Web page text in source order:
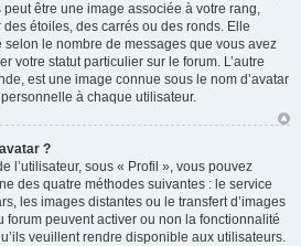
être une image associée à votre rang,
étoiles, des carrés ou des ronds. Elle
selon le nombre de messages que vous avez
votre statut particulier sur le forum. L’autre
est une image connue sous le nom d’avatar
à chaque utilisateur.
?
l’utilisateur, sous « Profil », vous pouvez
des quatre méthodes suivantes : le service
les images distantes ou le transfert d’images
forum peuvent activer ou non la fonctionnalité
veuillent rendre disponible aux utilisateurs.